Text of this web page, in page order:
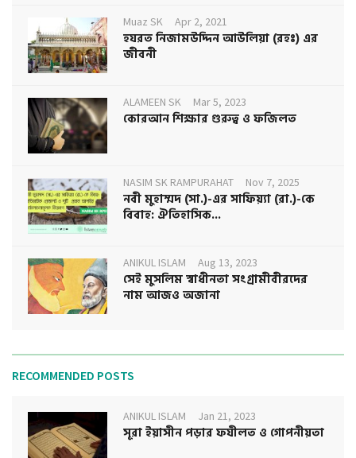
Muaz SK Apr 2, 2021
হযরত নিজামউদ্দিন আউলিয়া (রহঃ) এর
জীবনী
ALAMEEN SK Mar 5, 2023
কোরআন শিক্ষার গুরুত্ব ও ফজিলত
NASIM SK RAMPURAHAT Nov 7, 2025
নবী মুহাম্মদ (সা.)-এর সাফিয়্যা (রা.)-কে
বিবাহ: ঐতিহাসিক...
ANIKUL ISLAM Aug 13, 2023
সেই মুসলিম স্বাধীনতা সংগ্রামীবীরদের
নাম আজও অজানা
RECOMMENDED POSTS
ANIKUL ISLAM Jan 21, 2023
সূরা ইয়াসীন পড়ার ফযীলত ও গোপনীয়তা